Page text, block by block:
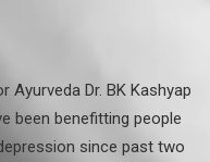
Ayurveda Dr. BK Kashyap
been benefitting people
since past two